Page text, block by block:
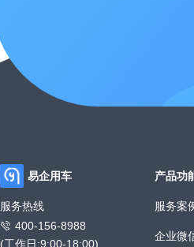
易企用车
服务热线
400-156-8988
(工作日:9:00-18:00)
产品功
服务案
企业微